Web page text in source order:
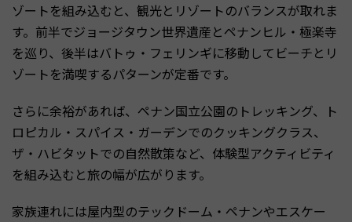
ゾートを組み込むと、観光とリゾートのバランスが取れま
す。前半でジョージタウン世界遺産とペナンヒル・極楽寺
を巡り、後半はバトゥ・フェリンギに移動してビーチとリ
ゾートを満喫するパターンが定番です。
さらに余裕があれば、ペナン国立公園のトレッキング、ト
ロピカル・スパイス・ガーデンでのクッキングクラス、
ザ・ハビタットでの自然散策など、体験型アクティビティ
を組み込むと旅の幅が広がります。
家族連れには屋内型のテックドーム・ペナンやエスケー